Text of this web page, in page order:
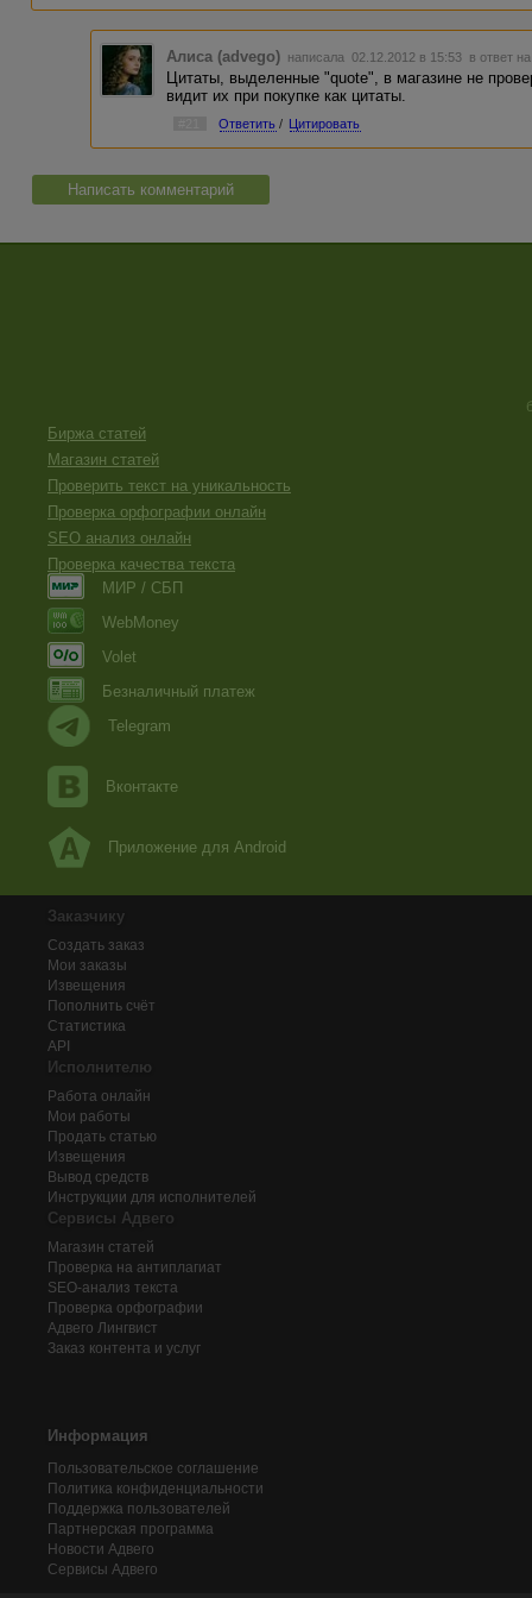
Алиса (advego) написала 02.12.2012 в 15:53 в ответ
Цитаты, выделенные "quote", в магазине не
видит их при покупке как цитаты.
Ответить / Цитировать
Написать комментарий
Биржа статей
Магазин статей
Проверить текст на уникальность
Проверка орфографии онлайн
SEO анализ онлайн
Проверка качества текста
МИР / СБП
WebMoney
Volet
Безналичный платеж
Telegram
Вконтакте
Приложение для Android
Заказчику
Создать заказ
Мои заказы
Извещения
Пополнить счёт
Статистика
API
Исполнителю
Работа онлайн
Мои работы
Продать статью
Извещения
Вывод средств
Инструкции для исполнителей
Сервисы Адвего
Магазин статей
Проверка на антиплагиат
SEO-анализ текста
Проверка орфографии
Адвего Лингвист
Заказ контента и услуг
Информация
Пользовательское соглашение
Политика конфиденциальности
Поддержка пользователей
Партнерская программа
Новости Адвего
Сервисы Адвего